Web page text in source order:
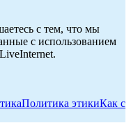
с тем, что мы
с использованием
Политика этикиКак с